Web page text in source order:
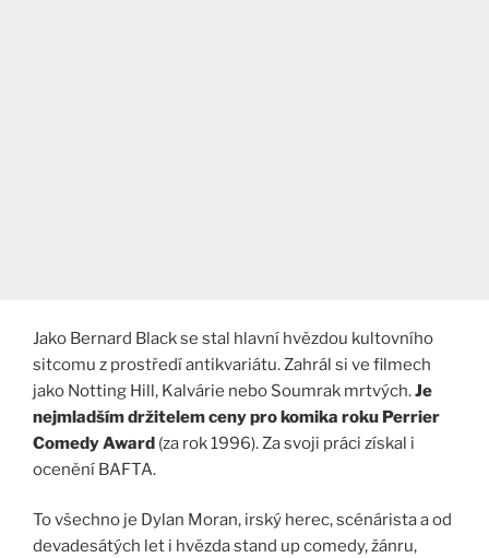
Jako Bernard Black se stal hlavní hvězdou kultovního
sitcomu z prostředí antikvariátu. Zahrál si ve filmech
jako Notting Hill, Kalvárie nebo Soumrak mrtvých.Je
nejmladším držitelem ceny pro komika roku Perrier
Comedy Award (za rok 1996). Za svoji práci získal i
ocenění BAFTA.
To všechno je Dylan Moran, irský herec, scénárista a od
devadesátých let i hvězda stand up comedy, žánru,